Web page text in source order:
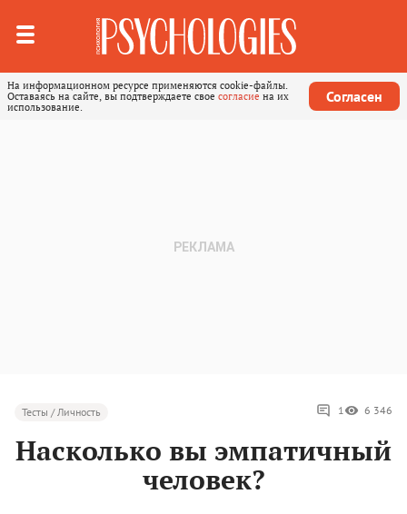
На информационном ресурсе применяются cookie-файлы.
Оставаясь на сайте, вы подтверждаете свое согласие на их
использование.
Согласен
Тесты / Личность 1 6 346
Насколько вы эмпатичный
человек?